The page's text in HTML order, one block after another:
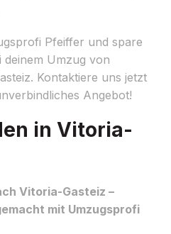
Pfeiffer und spare
deinem Umzug von
Kontaktiere uns jetzt
Angebot!
in Vitoria-
Vitoria-Gasteiz –
mit Umzugsprofi